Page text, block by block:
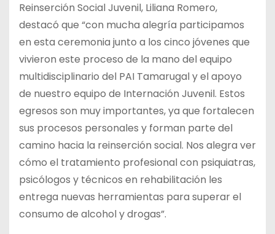
Reinserción Social Juvenil, Liliana Romero,
destacó que “con mucha alegría participamos
en esta ceremonia junto a los cinco jóvenes que
vivieron este proceso de la mano del equipo
multidisciplinario del PAI Tamarugal y el apoyo
de nuestro equipo de Internación Juvenil. Estos
egresos son muy importantes, ya que fortalecen
sus procesos personales y forman parte del
camino hacia la reinserción social. Nos alegra ver
cómo el tratamiento profesional con psiquiatras,
psicólogos y técnicos en rehabilitación les
entrega nuevas herramientas para superar el
consumo de alcohol y drogas”.